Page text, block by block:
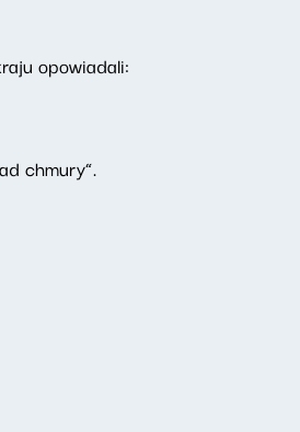
opowiadali:
chmury”.